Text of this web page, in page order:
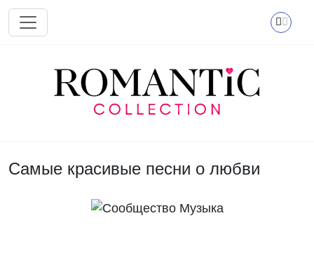
Перейти к основному содержанию
Самые красивые песни о любви